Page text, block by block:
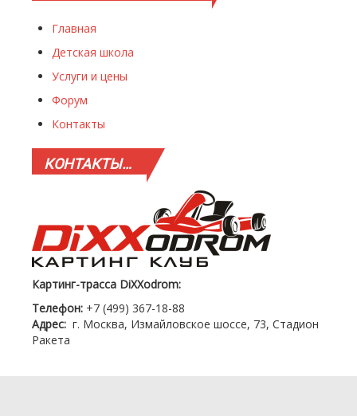
Главная
Детская школа
Услуги и цены
Форум
Контакты
КОНТАКТЫ…
Картинг-трасса DiXXodrom:
Телефон: +7 (499) 367-18-88
Адрес: г. Москва, Измайловское шоссе, 73, Стадион
Ракета